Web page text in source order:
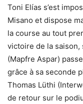
Toni Elías s’est
Misano et dispose
la course au tout
victoire de la saison,
(Mapfre Aspar)
grâce à sa seconde
Thomas Lüthi
de retour sur le